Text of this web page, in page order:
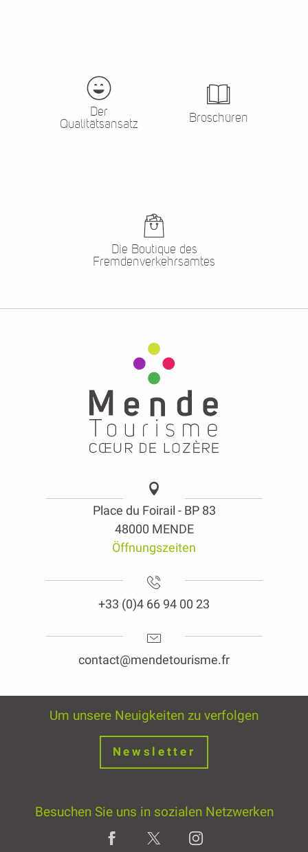
Der
Qualitätsansatz
Broschüren
Die Boutique des
Fremdenverkehrsamtes
Place du Foirail - BP 83
48000 MENDE
Öffnungszeiten
+33 (0)4 66 94 00 23
contact@mendetourisme.fr
Um unsere Neuigkeiten zu verfolgen
Newsletter
Besuchen Sie uns in sozialen Netzwerken